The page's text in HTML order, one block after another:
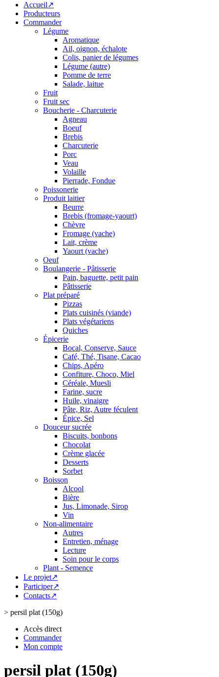
Accueil↗
Producteurs
Commander
Légume
Aromatique
Ail, oignon, échalote
Colis, panier de légumes
Légume (autre)
Pomme de terre
Salade, laitue
Fruit
Fruit sec
Boucherie - Charcuterie
Agneau
Boeuf
Brebis
Charcuterie
Porc
Veau
Volaille
Pierrade, Fondue
Poissonerie
Produit laitier
Beurre
Brebis (fromage-yaourt)
Chèvre
Fromage (vache)
Lait, crème
Yaourt (vache)
Oeuf
Boulangerie - Pâtisserie
Pain, baguette, petit pain
Pâtisserie
Plat préparé
Pizzas
Plats cuisinés (viande)
Plats végétariens
Quiches
Épicerie
Bocal, Conserve, Sauce
Café, Thé, Tisane, Cacao
Chips, Apéro
Confiture, Choco, Miel
Céréale, Muesli
Farine, sucre
Huile, vinaigre
Pâte, Riz, Autre féculent
Épice, Sel
Douceur sucrée
Biscuits, bonbons
Chocolat
Crème glacée
Desserts
Sorbet
Boisson
Alcool
Bière
Jus, Limonade, Sirop
Vin
Non-alimentaire
Autres
Entretien, ménage
Lecture
Soin pour le corps
Plant - Semence
Le projet↗
Participer↗
Contacts↗
> persil plat (150g)
Accès direct
Commander
Mon compte
persil plat (150g)